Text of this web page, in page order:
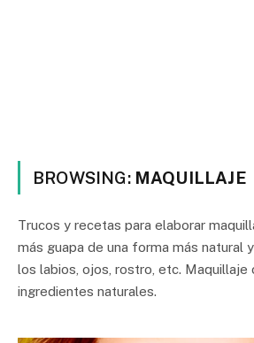
BROWSING: MAQUILLAJE
Trucos y recetas para elaborar
más guapa de una forma más natural
los labios, ojos, rostro, etc. Maquillaje
ingredientes naturales.